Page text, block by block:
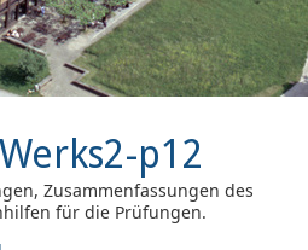
p12
Zusammenfassungen des
für die Prüfungen.